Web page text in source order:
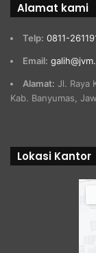
Alamat kami
Telp: 0811-
Email:
Alamat: Jl. Raya
Kab. Banyumas,
Lokasi Kantor